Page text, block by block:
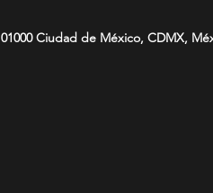
Ciudad de México, CDMX,